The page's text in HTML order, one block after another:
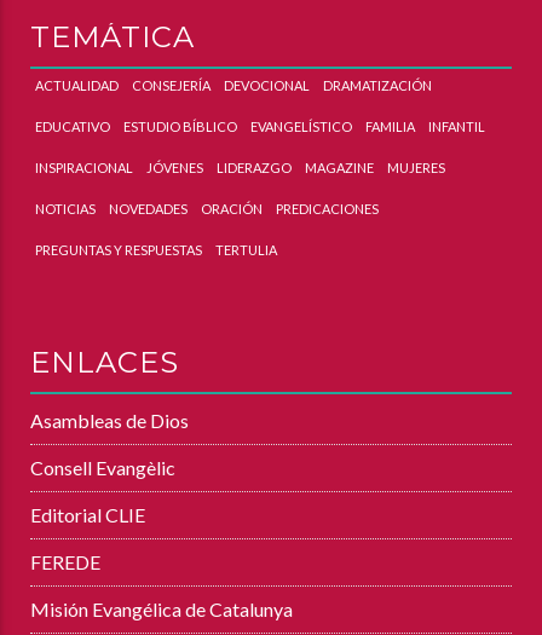
TEMÁTICA
ACTUALIDAD CONSEJERÍA DEVOCIONAL DRAMATIZACIÓN
EDUCATIVO ESTUDIO BÍBLICO EVANGELÍSTICO FAMILIA INFANTIL
INSPIRACIONAL JÓVENES LIDERAZGO MAGAZINE MUJERES
NOTICIAS NOVEDADES ORACIÓN PREDICACIONES
PREGUNTAS Y RESPUESTAS TERTULIA
ENLACES
Asambleas de Dios
Consell Evangèlic
Editorial CLIE
FEREDE
Misión Evangélica de Catalunya